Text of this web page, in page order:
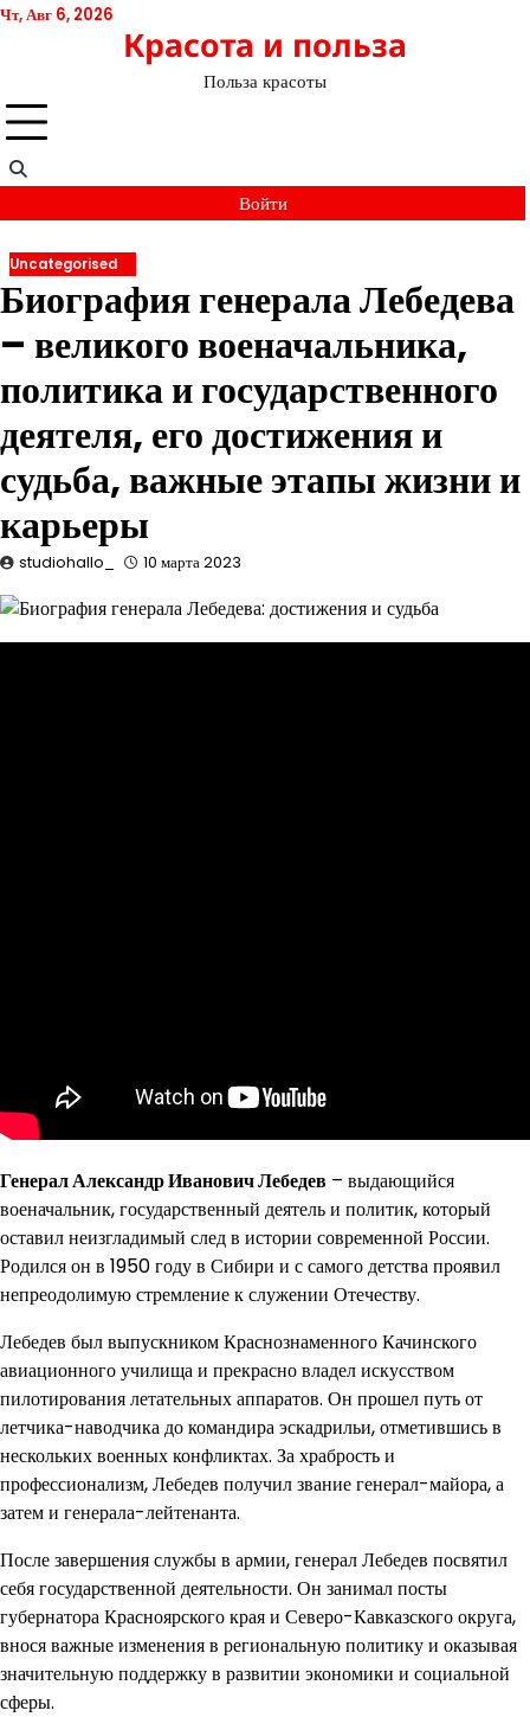
Перейти
Чт, Авг 6, 2026
Красота и польза
Польза красоты
Войти
Uncategorised
Биография генерала Лебедева
– великого военачальника,
политика и государственного
деятеля, его достижения и
судьба, важные этапы жизни и
карьеры
studiohallo_ 10 марта 2023
Генерал Александр Иванович Лебедев – выдающийся
военачальник, государственный деятель и политик, который
оставил неизгладимый след в истории современной России.
Родился он в 1950 году в Сибири и с самого детства проявил
непреодолимую стремление к служении Отечеству.
Лебедев был выпускником Краснознаменного Качинского
авиационного училища и прекрасно владел искусством
пилотирования летательных аппаратов. Он прошел путь от
летчика-наводчика до командира эскадрильи, отметившись в
нескольких военных конфликтах. За храбрость и
профессионализм, Лебедев получил звание генерал-майора, а
затем и генерала-лейтенанта.
После завершения службы в армии, генерал Лебедев посвятил
себя государственной деятельности. Он занимал посты
губернатора Красноярского края и Северо-Кавказского округа,
внося важные изменения в региональную политику и оказывая
значительную поддержку в развитии экономики и социальной
сферы.